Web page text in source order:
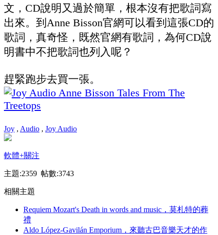
文，CD說明又過於簡單，根本沒有把歌詞寫
出來。到Anne Bisson官網可以看到這張CD的
歌詞，真奇怪，既然官網有歌詞，為何CD說
明書中不把歌詞也列入呢？
趕緊跑步去買一張。
Joy , Audio , Joy Audio
軟體+關注
主題:2359 帖數:3743
相關主題
Requiem Mozart's Death in words and music，莫札特的葬
禮
Aldo López-Gavilán Emporium，來聽古巴音樂天才的作